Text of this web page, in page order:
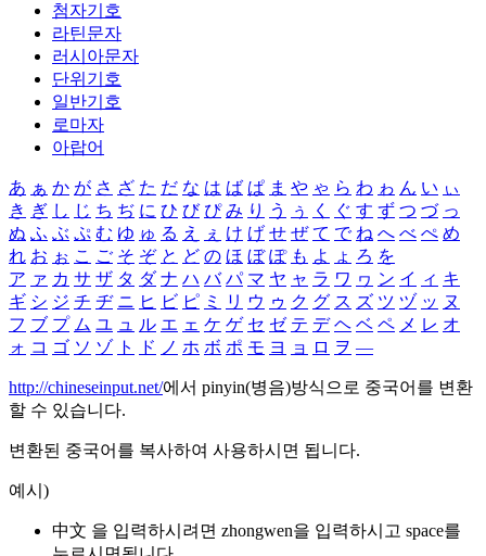
첨자기호
라틴문자
러시아문자
단위기호
일반기호
로마자
아랍어
あ ぁ か が さ ざ た だ な は ば ぱ ま や ゃ ら わ ゎ ん い ぃ
き ぎ し じ ち ぢ に ひ び ぴ み り う ぅ く ぐ す ず つ づ っ
ぬ ふ ぶ ぷ む ゆ ゅ る え ぇ け げ せ ぜ て で ね へ べ ぺ め
れ お ぉ こ ご そ ぞ と ど の ほ ぼ ぽ も よ ょ ろ を
ア ァ カ サ ザ タ ダ ナ ハ バ パ マ ヤ ャ ラ ワ ヮ ン イ ィ キ
ギ シ ジ チ ヂ ニ ヒ ビ ピ ミ リ ウ ゥ ク グ ス ズ ツ ヅ ッ ヌ
フ ブ プ ム ユ ュ ル エ ェ ケ ゲ セ ゼ テ デ ヘ ベ ペ メ レ オ
ォ コ ゴ ソ ゾ ト ド ノ ホ ボ ポ モ ヨ ョ ロ ヲ ―
http://chineseinput.net/에서 pinyin(병음)방식으로 중국어를 변환
할 수 있습니다.
변환된 중국어를 복사하여 사용하시면 됩니다.
예시)
中文 을 입력하시려면 zhongwen을 입력하시고 space를